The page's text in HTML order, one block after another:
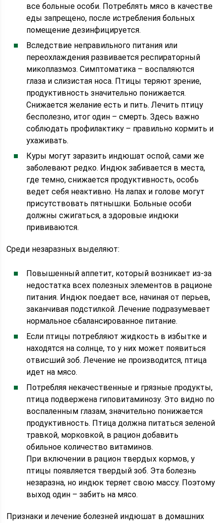
все больные особи. Потреблять мясо в качестве
еды запрещено, после истребления больных
помещение дезинфицируется.
Вследствие неправильного питания или
переохлаждения развивается респираторный
микоплазмоз. Симптоматика – воспаляются
глаза и слизистая носа. Птицы теряют зрение,
продуктивность значительно понижается.
Снижается желание есть и пить. Лечить птицу
бесполезно, итог один – смерть. Здесь важно
соблюдать профилактику – правильно кормить и
ухаживать.
Куры могут заразить индюшат оспой, сами же
заболевают редко. Индюк забивается в места,
где темно, снижается продуктивность, особь
ведет себя неактивно. На лапах и голове могут
присутствовать пятнышки. Больные особи
должны сжигаться, а здоровые индюки
прививаются.
Среди незаразных выделяют:
Повышенный аппетит, который возникает из-за
недостатка всех полезных элементов в рационе
питания. Индюк поедает все, начиная от перьев,
заканчивая подстилкой. Лечение подразумевает
нормальное сбалансированное питание.
Если птицы потребляют жидкость в избытке и
находятся на солнце, то у них может появиться
отвисший зоб. Лечение не производится, птица
идет на мясо.
Потребляя некачественные и грязные продукты,
птица подвержена гиповитаминозу. Это видно по
воспаленным глазам, значительно понижается
продуктивность. Птица должна питаться зеленой
травкой, морковкой, в рацион добавить
обильное количество витаминов.
При включении в рацион твердых кормов, у
птицы появляется твердый зоб. Эта болезнь
незаразна, но индюк теряет свою массу. Поэтому
выход один – забить на мясо.
Признаки и лечение болезней индюшат в домашних